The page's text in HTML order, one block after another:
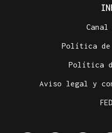
Política de
Política
Aviso legal y